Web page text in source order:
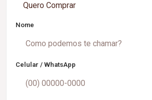
Quero Comprar
Nome
Celular / WhatsApp